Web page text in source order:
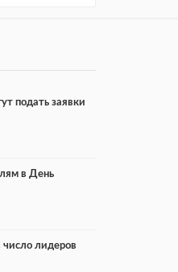
подать заявки
в День
лидеров